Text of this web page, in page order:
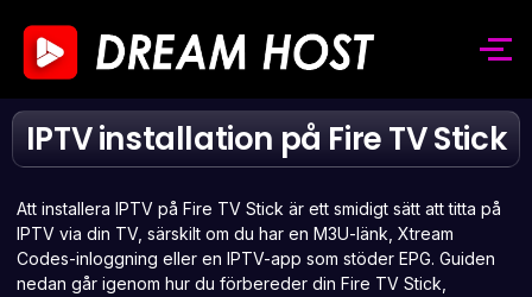
IPTV installation på Fire TV Stick
Att installera IPTV på Fire TV Stick är ett smidigt sätt att titta på
IPTV via din TV, särskilt om du har en M3U-länk, Xtream
Codes-inloggning eller en IPTV-app som stöder EPG. Guiden
nedan går igenom hur du förbereder din Fire TV Stick,